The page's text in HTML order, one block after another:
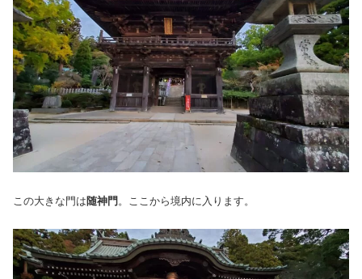
この大きな門は 随神門 。ここから境内に入ります。